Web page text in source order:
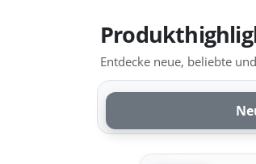
Entdecke neue, beliebte